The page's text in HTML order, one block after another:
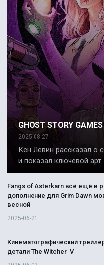
GHOST STORY GAMES
2025-08-27
Кен Левин рассказал о
и показал ключевой арт
Fangs of Asterkarn всё ещё в
дополнение для Grim Dawn
весной
2025-06-21
Кинематографический
детали The Witcher IV